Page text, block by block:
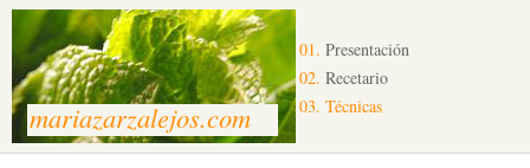
mariazarzalejos.com
01. Presentación
02. Recetario
03. Técnicas